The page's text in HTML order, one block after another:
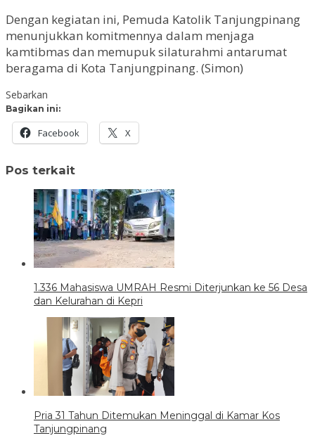
Dengan kegiatan ini, Pemuda Katolik Tanjungpinang
menunjukkan komitmennya dalam menjaga
kamtibmas dan memupuk silaturahmi antarumat
beragama di Kota Tanjungpinang. (Simon)
Sebarkan
Bagikan ini:
Facebook X
Pos terkait
1.336 Mahasiswa UMRAH Resmi Diterjunkan ke 56 Desa
dan Kelurahan di Kepri
Pria 31 Tahun Ditemukan Meninggal di Kamar Kos
Tanjungpinang